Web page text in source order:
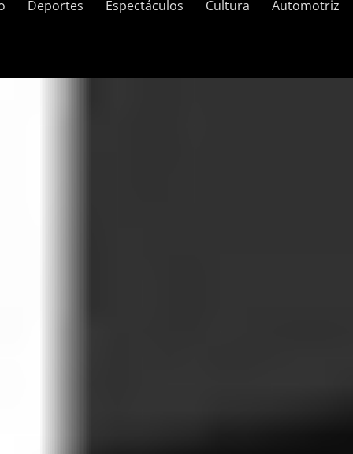
Deportes Espectáculos Cultura Automotriz